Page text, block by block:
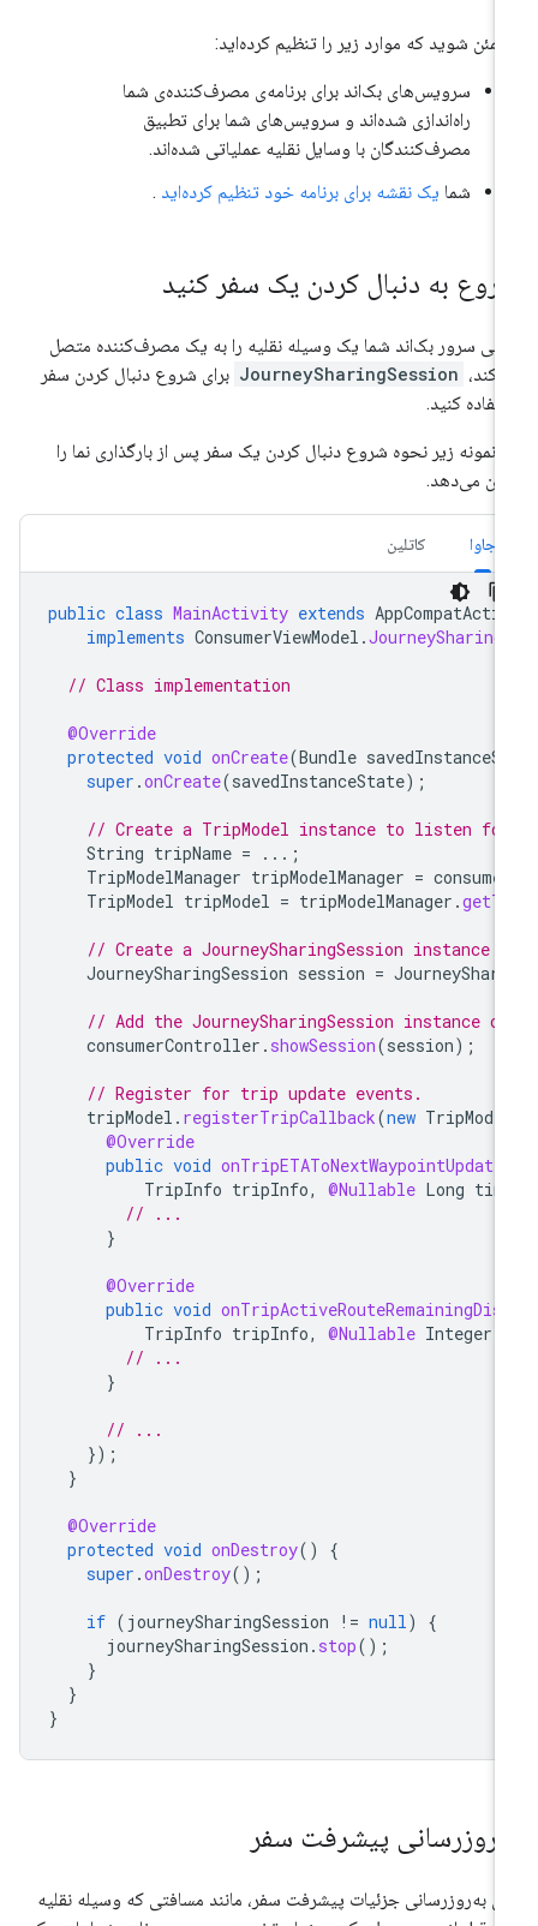
شوید که موارد زیر را تنظیم کرده‌اید:
سرویس‌های بک‌اند برای برنامه‌ی مصرف‌کننده‌ی شما
راه‌اندازی شده‌اند و سرویس‌های شما برای تطبیق
مصرف‌کنندگان با وسایل نقلیه عملیاتی شده‌اند.
شمایک نقشه برای برنامه خود تنظیم کرده‌اید.
به دنبال کردن یک سفر کنید
سرور بک‌اند شما یک وسیله نقلیه را به یک مصرف‌کننده متصل
JourneySharingSession برای شروع دنبال کردن سفر
کنید.
نمونه زیر نحوه شروع دنبال کردن یک سفر پس از بارگذاری نما را
می‌دهد.
کاتلین
public class MainActivity extends
implements ConsumerViewModel.
// Class implementation
@Override
protected void onCreate(Bundle
super.onCreate(savedInstanceState
// Create a TripModel instance to listen
String tripName =
...;
TripModelManager tripModelManager =
TripModel tripModel = tripModelManager.
// Create a JourneySharingSession instance
JourneySharingSession session =
// Add the JourneySharingSession instance
consumerController.showSession(session
// Register for trip update events.
tripModel.registerTripCallback( new
@Override
public void
TripInfo tripInfo, @Nullable Long
// ...
@Override
public void
TripInfo tripInfo, @Nullable Integer
// ...
// ...
@Override
protected void onDestroy ()
super.onDestroy
if (journeySharingSession != null
journeySharingSession.stop
پیشرفت سفر
به‌روزرسانی جزئیات پیشرفت سفر، مانند مسافتی که وسیله نقلیه